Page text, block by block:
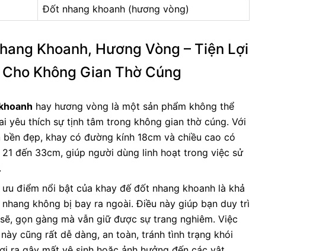
Đốt nhang khoanh (hương vòng)
Khoanh, Hương Vòng – Tiện Lợi
Không Gian Thờ Cúng
hay hương vòng là một sản phẩm không thể
yêu thích sự tịnh tâm trong không gian thờ cúng. Với
đẹp, khay có đường kính 18cm và chiều cao có
đến 33cm, giúp người dùng linh hoạt trong việc sử
điểm nổi bật của khay đế đốt nhang khoanh là khả
không bị bay ra ngoài. Điều này giúp bạn duy trì
gọn gàng mà vẫn giữ được sự trang nghiêm. Việc
cũng rất dễ dàng, an toàn, tránh tình trạng khói